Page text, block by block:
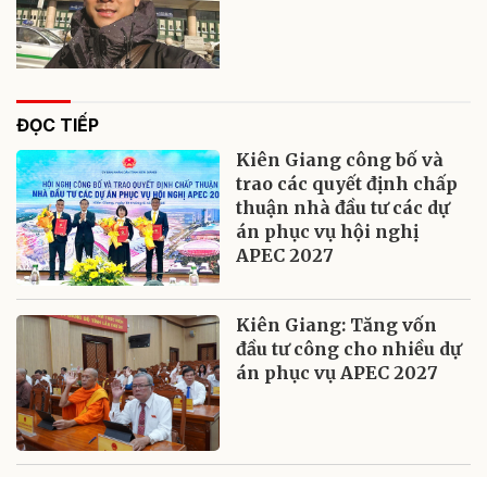
ĐỌC TIẾP
Kiên Giang công bố và
trao các quyết định chấp
thuận nhà đầu tư các dự
án phục vụ hội nghị
APEC 2027
Kiên Giang: Tăng vốn
đầu tư công cho nhiều dự
án phục vụ APEC 2027